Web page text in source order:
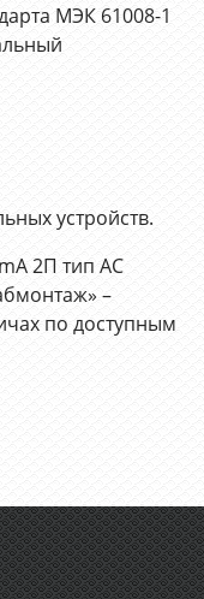
МЭК 61008-1
устройств.
2П тип АС
–
по доступным